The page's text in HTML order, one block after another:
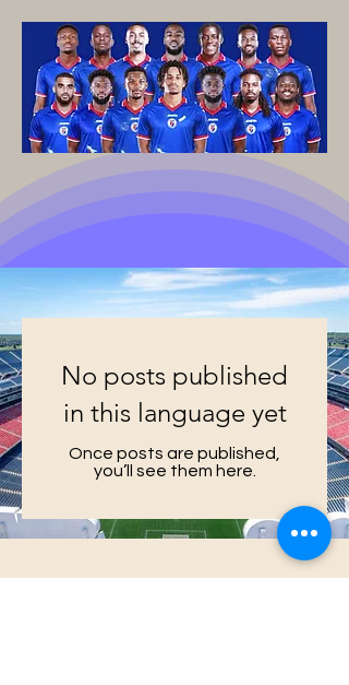
No posts published
in this language yet
Once posts are published,
you’ll see them here.